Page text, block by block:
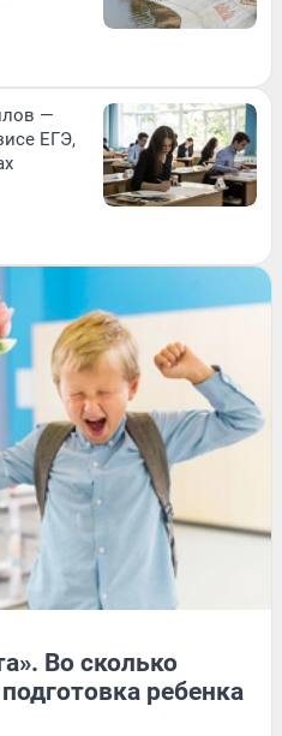
—
ЕГЭ,
Во сколько
ребенка